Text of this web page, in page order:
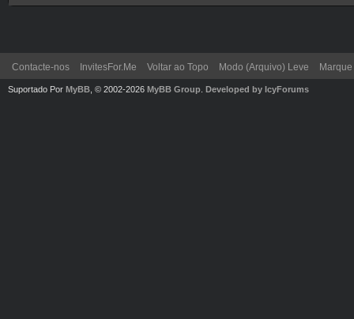
Contacte-nos InvitesFor.Me Voltar ao Topo Modo (Arquivo) Leve
Suportado Por MyBB , © 2002-2026 MyBB Group Developed by IcyForums